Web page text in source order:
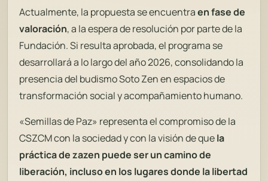
Actualmente, la propuesta se encuentraen fase de
valoración, a la espera de resolución por parte de la
Fundación. Si resulta aprobada, el programa se
desarrollará a lo largo del año 2026, consolidando la
presencia del budismo Soto Zen en espacios de
transformación social y acompañamiento humano.
«Semillas de Paz» representa el compromiso de la
CSZCM con la sociedad y con la visión de quela
práctica de zazen puede ser un camino de
liberación, incluso en los lugares donde la libertad